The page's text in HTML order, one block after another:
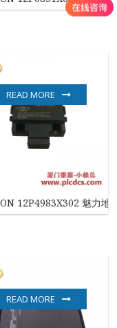
工业自动化控制
12P4983X302 魅力地
READ MORE
READ MORE